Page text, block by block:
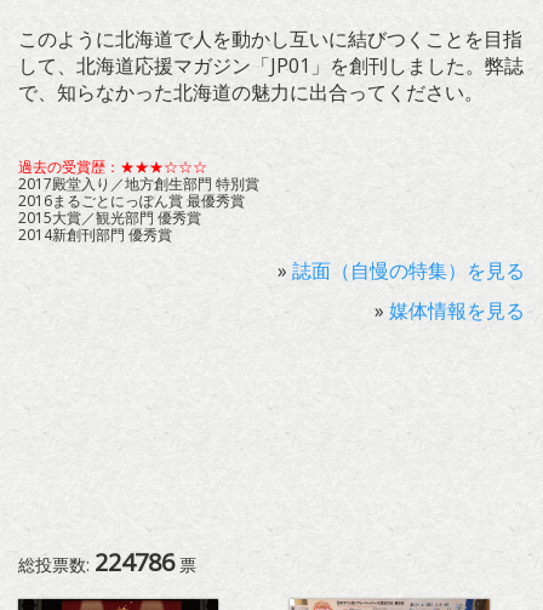
このように北海道で人を動かし互いに結びつくことを目指
して、北海道応援マガジン「JP01」を創刊しました。弊誌
で、知らなかった北海道の魅力に出合ってください。
過去の受賞歴：★★★☆☆☆
2017殿堂入り／地方創生部門 特別賞
2016まるごとにっぽん賞 最優秀賞
2015大賞／観光部門 優秀賞
2014新創刊部門 優秀賞
» 誌面（自慢の特集）を見る
» 媒体情報を見る
総投票数: 224786票